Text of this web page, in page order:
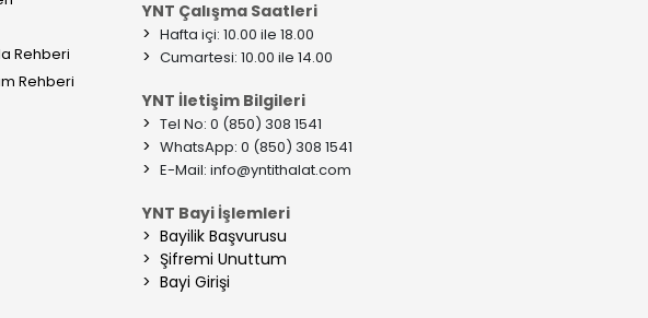
Rehberi
Rehberi
YNT Çalışma Saatleri
> Hafta içi: 10.00 ile 18.00
> Cumartesi: 10.00 ile 14.00
YNT İletişim Bilgileri
> Tel No: 0 (850) 308 1541
> WhatsApp: 0 (850) 308 1541
> E-Mail: info@yntithalat.com
YNT Bayi İşlemleri
> Bayilik Başvurusu
> Şifremi Unuttum
> Bayi Girişi